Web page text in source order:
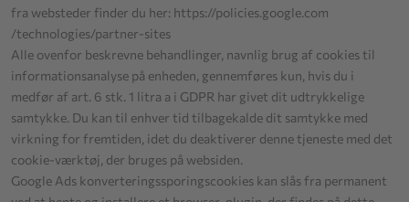
fra websteder finder du her: https://policies.google.com
/technologies/partner-sites
Alle ovenfor beskrevne behandlinger, navnlig brug af cookies til
informationsanalyse på enheden, gennemføres kun, hvis du i
medfør af art. 6 stk. 1 litra a i GDPR har givet dit udtrykkelige
samtykke. Du kan til enhver tid tilbagekalde dit samtykke med
virkning for fremtiden, idet du deaktiverer denne tjeneste med det
cookie-værktøj, der bruges på websiden.
Google Ads konverteringssporingscookies kan slås fra permanent